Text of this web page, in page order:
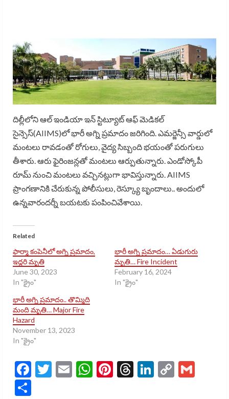
దిల్లీలోని ఆల్ ఇండియా ఇన్ స్టిట్యూట్ ఆఫ్ మెడికల్
సైన్సెస్(AIIMS)లో భారీ అగ్ని ప్రమాదం జరిగింది. ఎమర్జెన్సీ వార్డులో
మంటలు రావడంతో రోగులు, వైద్య సిబ్బంది భయంతో పరుగులు
తీశారు. ఆరు ఫైరింజన్లతో మంటలు ఆర్పుతున్నారు. ఎండోస్కోపీ
రూమ్ నుంచి మంటలు వచ్చినట్లుగా భావిస్తున్నారు. AIIMS
ప్రాంగణానికి చేరుకున్న పోలీసులు, రెస్క్యూ బృందాలు.. అందులో
ఉన్నవారందర్నీ బయటకు పంపించివేశాయి.
Related
ఫార్మా కంపెనీలో అగ్ని ప్రమాదం,
ఇద్దరి మృతి
June 30, 2023
In "క్రైం"
భారీ అగ్ని ప్రమాదం… ఏడుగురు
మృతి… Fire Incident
February 16, 2024
In "క్రైం"
భారీ అగ్ని ప్రమాదం.. తొమ్మిది
మంది మృతి… Major Fire
Hazard
November 13, 2023
In "క్రైం"
Facebook
Twitter
EmailWhatsApp
Pinterest
Threads
LinkedIn
Copy